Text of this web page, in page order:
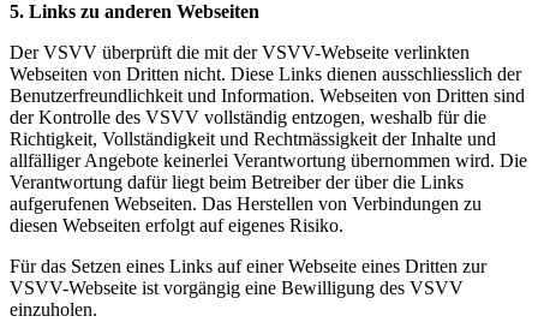
5. Links zu anderen Webseiten
Der VSVV überprüft die mit der VSVV-Webseite verlinkten
Webseiten von Dritten nicht. Diese Links dienen ausschliesslich der
Benutzerfreundlichkeit und Information. Webseiten von Dritten sind
der Kontrolle des VSVV vollständig entzogen, weshalb für die
Richtigkeit, Vollständigkeit und Rechtmässigkeit der Inhalte und
allfälliger Angebote keinerlei Verantwortung übernommen wird. Die
Verantwortung dafür liegt beim Betreiber der über die Links
aufgerufenen Webseiten. Das Herstellen von Verbindungen zu
diesen Webseiten erfolgt auf eigenes Risiko.
Für das Setzen eines Links auf einer Webseite eines Dritten zur
VSVV-Webseite ist vorgängig eine Bewilligung des VSVV
einzuholen.